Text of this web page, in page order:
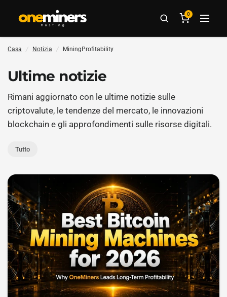
0
Casa / Notizia / MiningProfitability
Ultime notizie
Rimani aggiornato con le ultime notizie sulle
criptovalute, le tendenze del mercato, le innovazioni
blockchain e gli approfondimenti sulle risorse digitali.
Tutto